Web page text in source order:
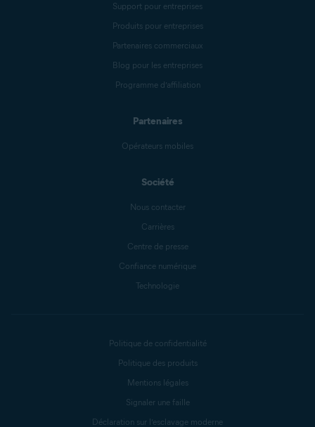
Support pour entreprises
Produits pour entreprises
Partenaires commerciaux
Blog pour les entreprises
Programme d’affiliation
Partenaires
Opérateurs mobiles
Société
Nous contacter
Carrières
Centre de presse
Confiance numérique
Technologie
Politique de confidentialité
Politique des produits
Mentions légales
Signaler une faille
Déclaration sur l’esclavage moderne